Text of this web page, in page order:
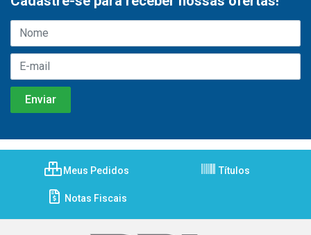
Meus Pedidos Títulos
Notas Fiscais